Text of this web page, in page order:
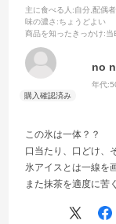
主に食べる人 :自分,配偶
味の濃さ :ちょうどよい
商品を知ったきっかけ:当
no
年代:
この氷は一体？？
口当たり、口どけ、
氷アイスとは一線を
また抹茶を適度に苦